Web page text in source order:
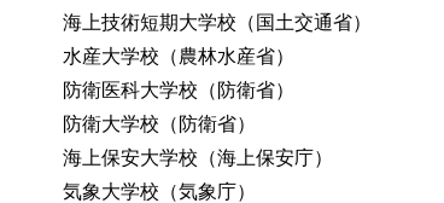
海上技術短期大学校（国土交通省）
水産大学校（農林水産省）
防衛医科大学校（防衛省）
防衛大学校（防衛省）
海上保安大学校（海上保安庁）
気象大学校（気象庁）